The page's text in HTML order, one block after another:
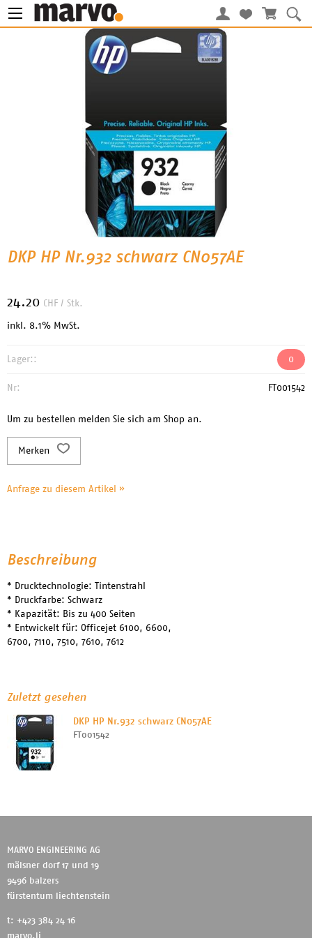
DKP HP Nr.932 schwarz CN057AE
24.20 CHF / Stk.
inkl. 8.1% MwSt.
Lager:: 0
Nr: FT001542
Um zu bestellen melden Sie sich am Shop an.
Merken
Anfrage zu diesem Artikel »
Beschreibung
* Drucktechnologie: Tintenstrahl
* Druckfarbe: Schwarz
* Kapazität: Bis zu 400 Seiten
* Entwickelt für: Officejet 6100, 6600,
6700, 7110, 7510, 7610, 7612
Zuletzt gesehen
DKP HP Nr.932 schwarz CN057AE
FT001542
MARVO ENGINEERING AG
mälsner dorf 17 und 19
9496 balzers
fürstentum liechtenstein
t: +423 384 24 16